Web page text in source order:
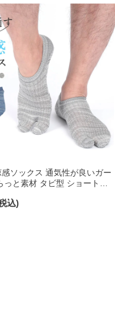
感ソックス 通気性が良いガー
っと素材 タビ型 ショート丈
込)